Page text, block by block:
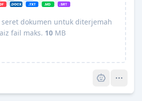
dokumen untuk diterjemah
fail maks. 10MB